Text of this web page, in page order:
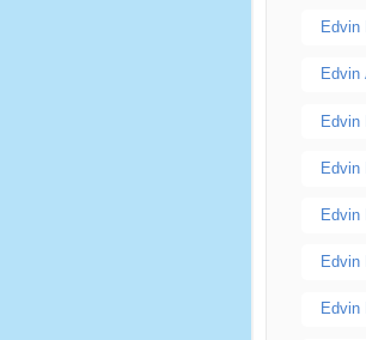
Edvin
Edvin
Edvin
Edvin
Edvin
Edvin
Edvin